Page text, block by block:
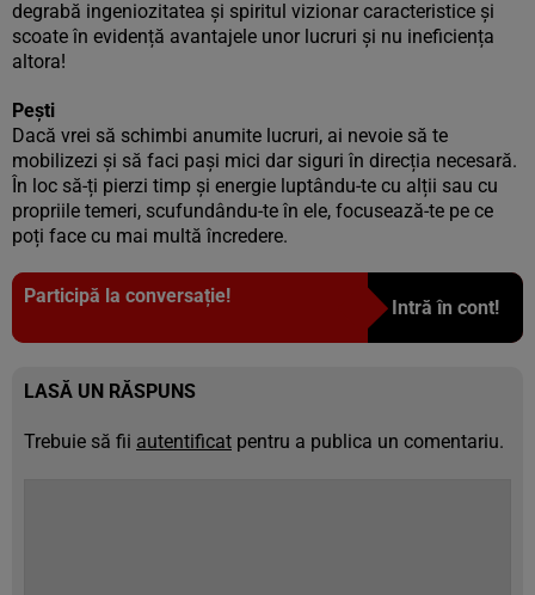
degrabă ingeniozitatea și spiritul vizionar caracteristice și
scoate în evidență avantajele unor lucruri și nu ineficiența
altora!
Pești
Dacă vrei să schimbi anumite lucruri, ai nevoie să te
mobilizezi și să faci pași mici dar siguri în direcția necesară.
În loc să-ți pierzi timp și energie luptându-te cu alții sau cu
propriile temeri, scufundându-te în ele, focusează-te pe ce
poți face cu mai multă încredere.
Participă la conversație!
Intră în cont!
LASĂ UN RĂSPUNS
Trebuie să fii autentificat pentru a publica un comentariu.